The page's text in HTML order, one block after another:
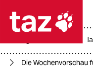
 taz
Die Wochenvorschau